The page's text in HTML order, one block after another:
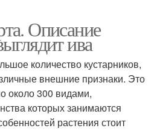
Описание
ива
количество кустарников,
внешние признаки. Это
около 300 видами,
которых занимаются
растения стоит